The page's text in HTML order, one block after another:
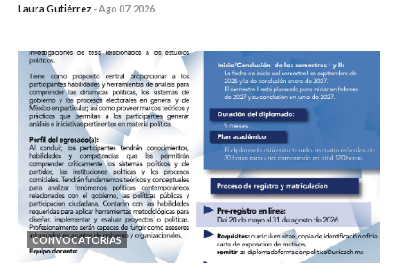
Laura Gutiérrez -Ago 07, 2026
CONVOCATORIAS